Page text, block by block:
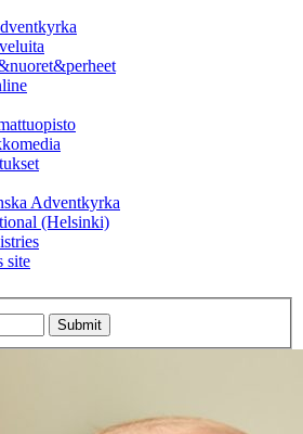
Adventkyrka
(Helsinki)
site
Submit